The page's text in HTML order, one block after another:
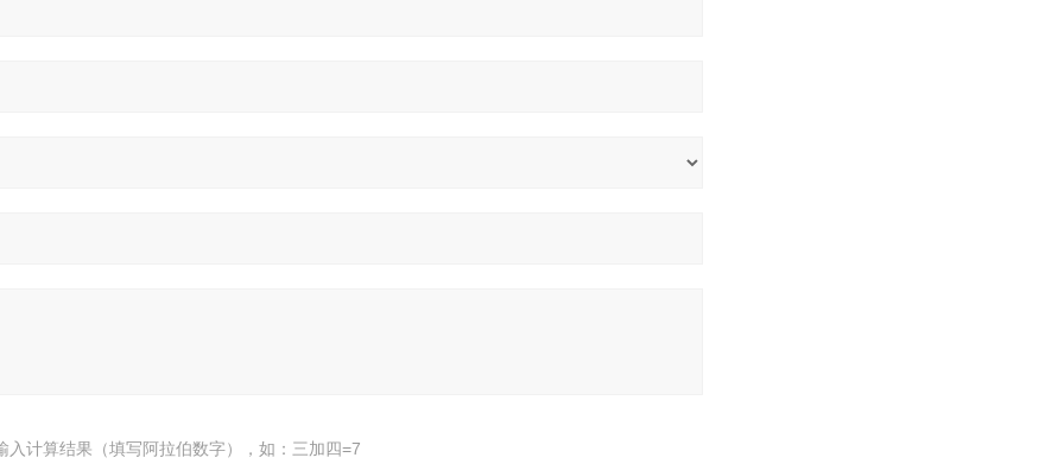
入计算结果（填写阿拉伯数字），如：三加四=7